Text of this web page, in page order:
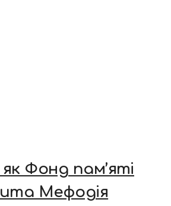
Фонд пам’яті
Мефодія